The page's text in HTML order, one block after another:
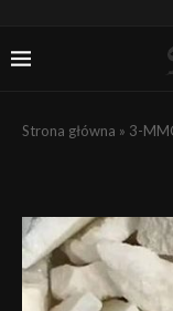
Strona główna » 3-